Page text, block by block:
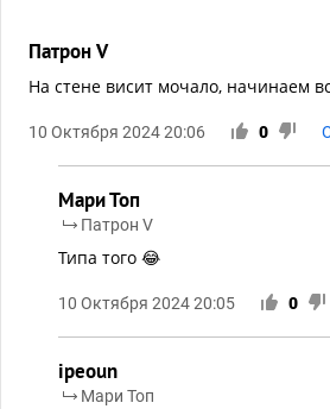
Патрон V
На стене висит мочало, начинаем
10 Октября 2024 20:06 0
Мари Топ
Патрон V
Типа того 😂
10 Октября 2024 20:05 0
ipeoun
Мари Топ